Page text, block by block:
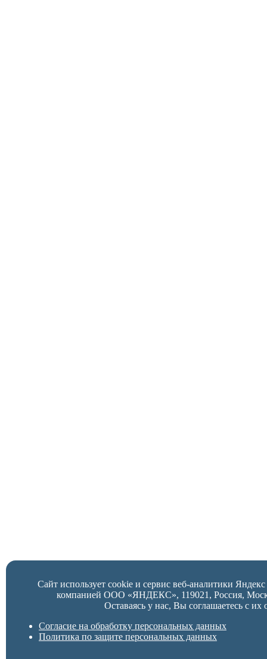
Сайт использует cookie и сервис веб-аналитики
компанией ООО «ЯНДЕКС», 119021, Россия,
Оставаясь у нас, Вы соглашаетесь с их
Согласие на обработку персональных данных
Политика по защите персональных данных